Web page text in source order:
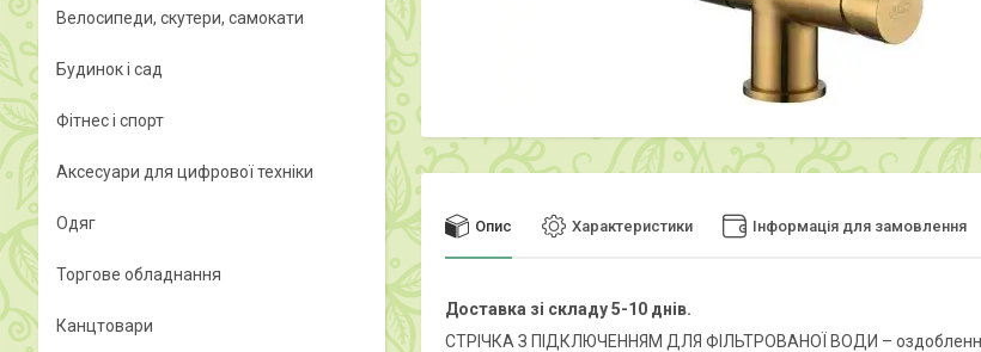
Опис Характеристики Інформація для замовлення
Доставка зі складу 5-10 днів.
СТРІЧКА З ПІДКЛЮЧЕННЯМ ДЛЯ ФІЛЬТРОВАНОЇ ВОДИ –
Велосипеди, скутери, самокати
Будинок і сад
Фітнес і спорт
Аксесуари для цифрової техніки
Одяг
Торгове обладнання
Канцтовари